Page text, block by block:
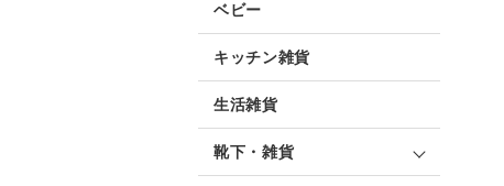
ベビー
キッチン雑貨
生活雑貨
靴下・雑貨